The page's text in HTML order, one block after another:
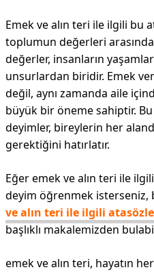
Emek ve alın teri ile ilgili bu
toplumun değerleri
değerler, insanların
unsurlardan biridir. Emek
değil, aynı zamanda aile
büyük bir öneme sahiptir.
deyimler, bireylerin her
gerektiğini hatırlatır.
Eğer emek ve alın teri ile
deyim öğrenmek isterseniz,
ve alın teri ile ilgili
başlıklı makalemizden
emek ve alın teri, hayatın